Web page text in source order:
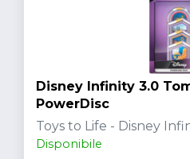
Disney Infinity 3.0
PowerDisc
Toys to Life - Disney
Disponibile